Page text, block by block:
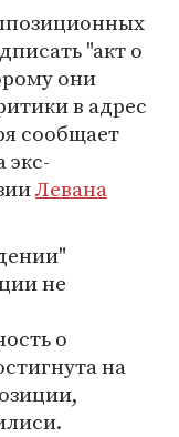
"акт о
они
в адрес
сообщает
экс-
Левана
не
о
на